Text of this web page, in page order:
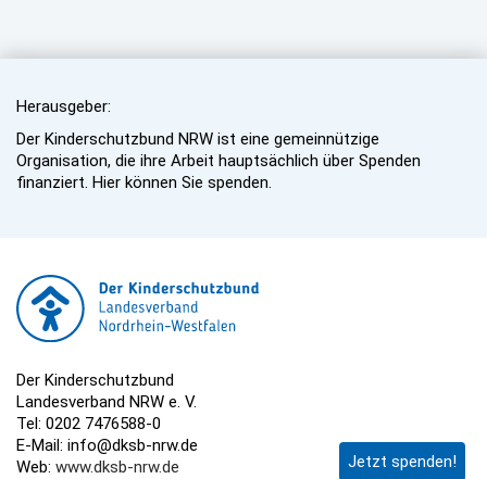
Herausgeber:
Der Kinderschutzbund NRW ist eine gemeinnützige
Organisation, die ihre Arbeit hauptsächlich über Spenden
finanziert. Hier können Sie spenden.
Jetzt spenden!
Der Kinderschutzbund
Landesverband NRW e. V.
Tel: 0202 7476588-0
E-Mail: info@dksb-nrw.de
Web: www.dksb-nrw.de